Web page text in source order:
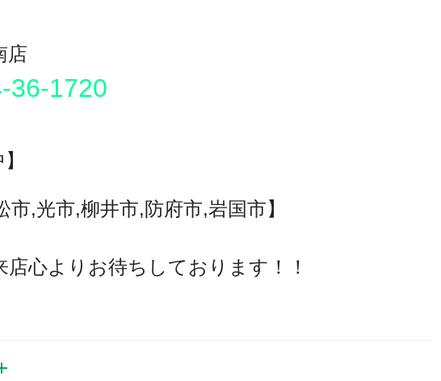
店
36-1720
市,光市,柳井市,防府市,岩国市】
店心よりお待ちしております！！